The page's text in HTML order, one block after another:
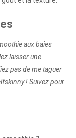
aux baies
laisser une
pas de me taguer
! Suivez pour